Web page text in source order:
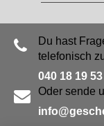
Du hast
telefonisch
040 18 19
Oder sende